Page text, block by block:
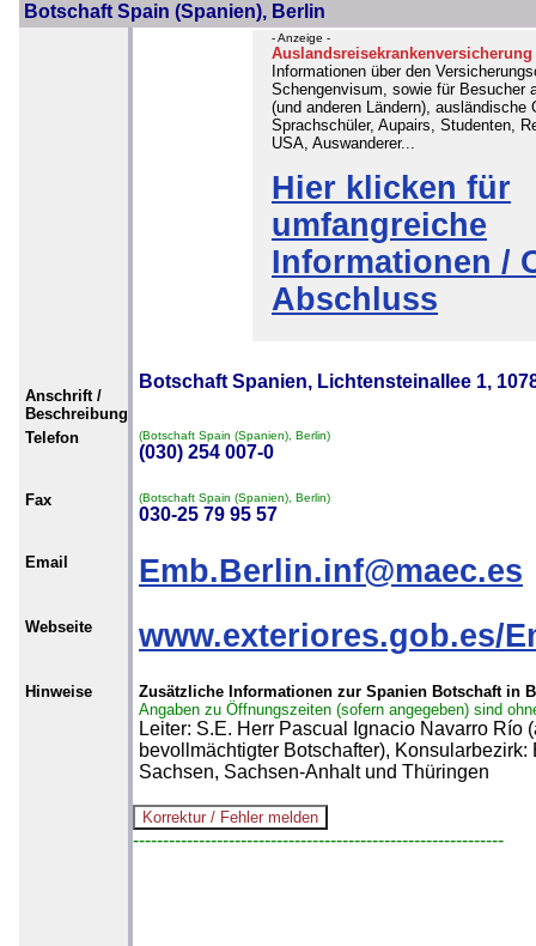
Botschaft Spain (Spanien), Berlin
- Anzeige -
Auslandsreisekrankenversicherung
Informationen über den
Schengenvisum, sowie für Besucher
(und anderen Ländern), ausländische
Sprachschüler, Aupairs, Studenten,
USA, Auswanderer...
Hier klicken für
umfangreiche
Informationen /
Abschluss
Anschrift /
Beschreibung
Botschaft Spanien, Lichtensteinallee 1,
Telefon (Botschaft Spain (Spanien), Berlin)
(030) 254 007-0
Fax (Botschaft Spain (Spanien), Berlin)
030-25 79 95 57
Email Emb.Berlin.inf@maec.es
Webseite www.exteriores.gob.es/
Hinweise
Zusätzliche Informationen zur Spanien Botschaft in
Angaben zu Öffnungszeiten (sofern angegeben) sind
Leiter: S.E. Herr Pascual Ignacio Navarro Río
bevollmächtigter Botschafter),
Sachsen, Sachsen-Anhalt und Thüringen
--------------------------------------------------------------